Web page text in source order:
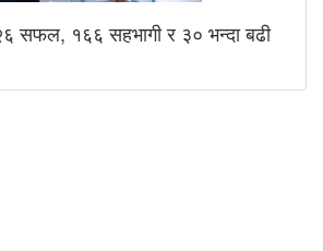
सफल, १६६ सहभागी र ३० भन्दा बढी